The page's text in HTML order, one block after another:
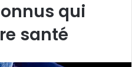
qui
santé